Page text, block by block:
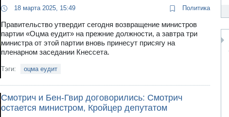
18 марта 2025, 15:49 Политика
Правительство утвердит сегодня возвращение министров
партии «Оцма еудит» на прежние должности, а завтра три
министра от этой партии вновь принесут присягу на
пленарном заседании Кнессета.
Тэги: оцма еудит
Смотрич и Бен-Гвир договорились: Смотрич
остается министром, Кройцер депутатом